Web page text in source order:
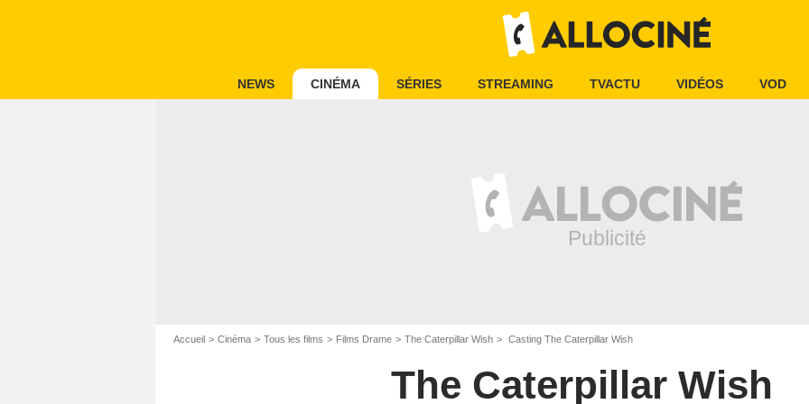
NEWS CINÉMA SÉRIES STREAMING TVACTU VIDÉOS VOD
Accueil Cinéma Tous les films Films Drame The Caterpillar Wish Casting The Caterpillar Wish
The Caterpillar Wish